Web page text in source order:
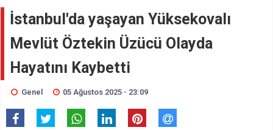
İstanbul'da yaşayan Yüksekovalı
Mevlüt Öztekin Üzücü Olayda
Hayatını Kaybetti
Genel 05 Ağustos 2025 - 23:09